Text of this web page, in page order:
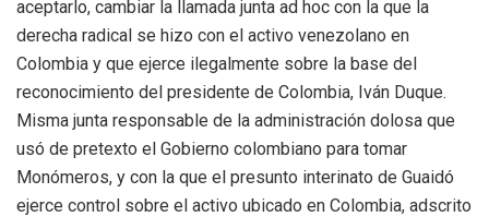
aceptarlo, cambiar la llamada junta ad hoc con la que la
derecha radical se hizo con el activo venezolano en
Colombia y que ejerce ilegalmente sobre la base del
reconocimiento del presidente de Colombia, Iván Duque.
Misma junta responsable de la administración dolosa que
usó de pretexto el Gobierno colombiano para tomar
Monómeros, y con la que el presunto interinato de Guaidó
ejerce control sobre el activo ubicado en Colombia, adscrito